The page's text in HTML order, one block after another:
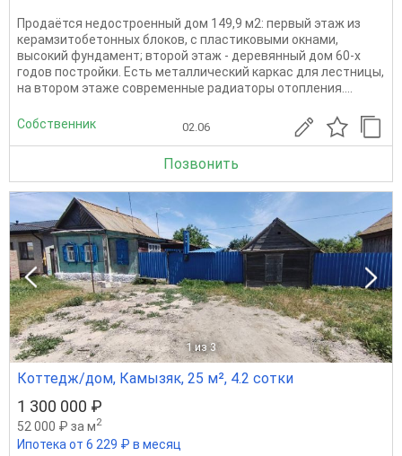
Продаётся недостроенный дом 149,9 м2: первый этаж из
керамзитобетонных блоков, с пластиковыми окнами,
высокий фундамент; второй этаж - деревянный дом 60-х
годов постройки. Есть металлический каркас для лестницы,
на втором этаже современные радиаторы отопления....
Собственник 02.06
Позвонить
1 из 3
Коттедж/дом, Камызяк, 25 м², 4.2 сотки
1 300 000 ₽
52 000 ₽ за м2
Ипотека от 6 229 ₽ в месяц